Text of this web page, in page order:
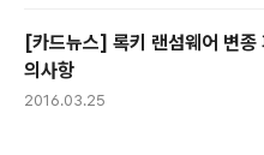
[카드뉴스] 록키 랜섬웨어 변종
의사항
2016.03.25